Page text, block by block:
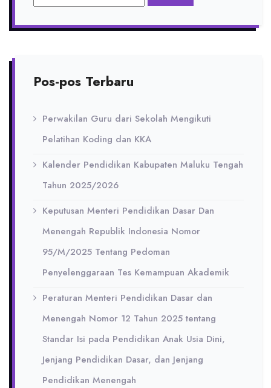
Pos-pos Terbaru
Perwakilan Guru dari Sekolah Mengikuti
Pelatihan Koding dan KKA
Kalender Pendidikan Kabupaten Maluku Tengah
Tahun 2025/2026
Keputusan Menteri Pendidikan Dasar Dan
Menengah Republik Indonesia Nomor
95/M/2025 Tentang Pedoman
Penyelenggaraan Tes Kemampuan Akademik
Peraturan Menteri Pendidikan Dasar dan
Menengah Nomor 12 Tahun 2025 tentang
Standar Isi pada Pendidikan Anak Usia Dini,
Jenjang Pendidikan Dasar, dan Jenjang
Pendidikan Menengah